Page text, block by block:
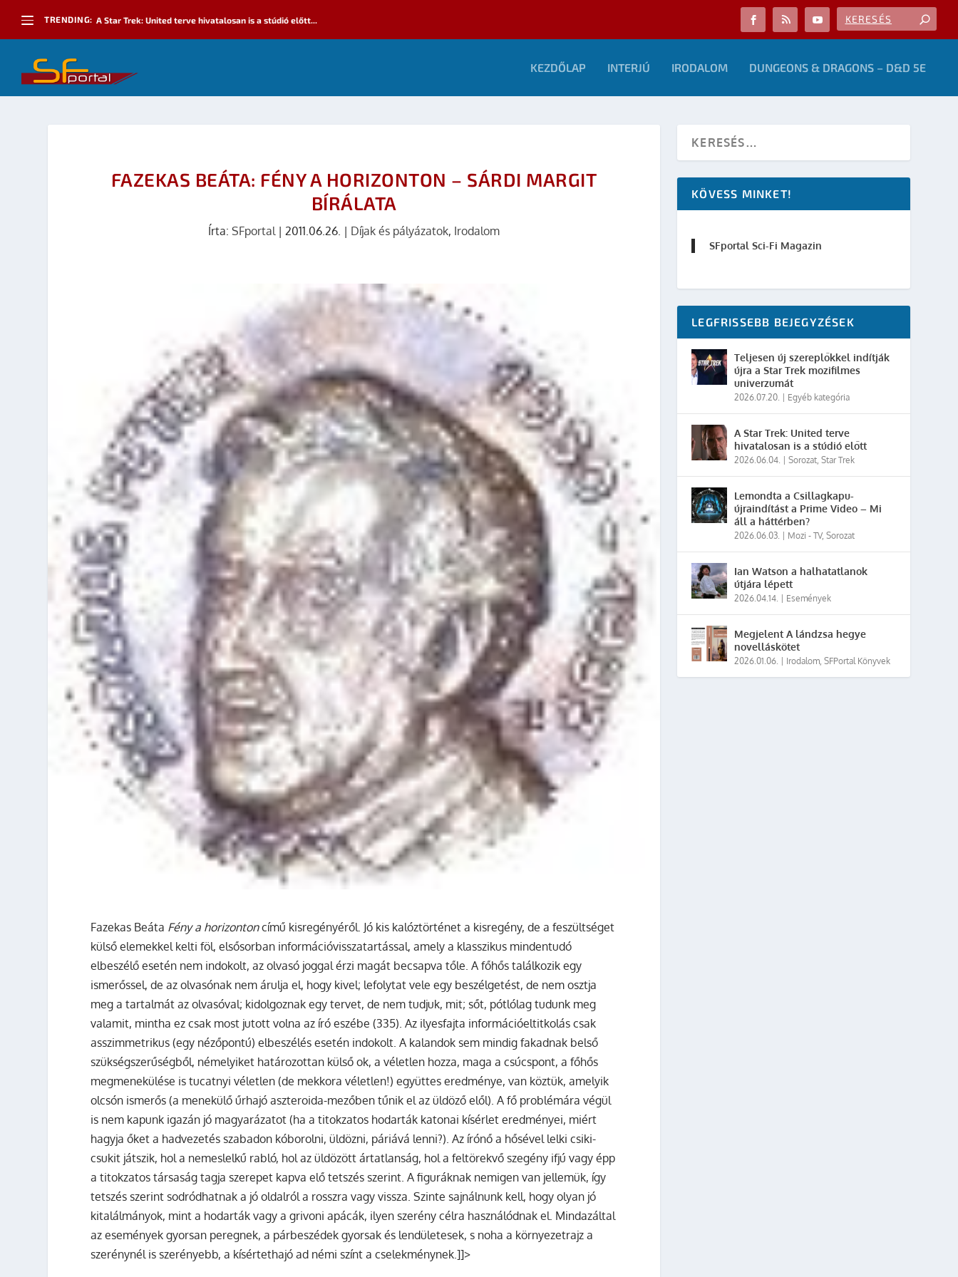
TRENDING: A Star Trek: United terve hivatalosan is a stúdió előtt...
KEZDŐLAP INTERJÚ IRODALOM DUNGEONS & DRAGONS – D&D 5E
FAZEKAS BEÁTA: FÉNY A HORIZONTON – SÁRDI MARGIT
BÍRÁLATA
Írta:SFportal|2011.06.26. | Díjak és pályázatok, Irodalom
Fazekas Beáta Fény a horizontoncímű kisregényéről. Jó kis kalóztörténet a kisregény, de a feszültséget
külső elemekkel kelti föl, elsősorban információvisszatartással, amely a klasszikus mindentudó
elbeszélő esetén nem indokolt, az olvasó joggal érzi magát becsapva tőle. A főhős találkozik egy
ismerőssel, de az olvasónak nem árulja el, hogy kivel; lefolytat vele egy beszélgetést, de nem osztja
meg a tartalmát az olvasóval; kidolgoznak egy tervet, de nem tudjuk, mit; sőt, pótlólag tudunk meg
valamit, mintha ez csak most jutott volna az író eszébe (335). Az ilyesfajta információeltitkolás csak
asszimmetrikus (egy nézőpontú) elbeszélés esetén indokolt. A kalandok sem mindig fakadnak belső
szükségszerűségből, némelyiket határozottan külső ok, a véletlen hozza, maga a csúcspont, a főhős
megmenekülése is tucatnyi véletlen (de mekkora véletlen!) együttes eredménye, van köztük, amelyik
olcsón ismerős (a menekülő űrhajó aszteroida-mezőben tűnik el az üldöző elől). A fő problémára végül
is nem kapunk igazán jó magyarázatot (ha a titokzatos hodarták katonai kísérlet eredményei, miért
hagyja őket a hadvezetés szabadon kóborolni, üldözni, páriává lenni?). Az írónő a hősével lelki csiki-
csukit játszik, hol a nemeslelkű rabló, hol az üldözött ártatlanság, hol a feltörekvő szegény ifjú vagy épp
a titokzatos társaság tagja szerepet kapva elő tetszés szerint. A figuráknak nemigen van jellemük, így
tetszés szerint sodródhatnak a jó oldalról a rosszra vagy vissza. Szinte sajnálnunk kell, hogy olyan jó
kitalálmányok, mint a hodarták vagy a grivoni apácák, ilyen szerény célra használódnak el. Mindazáltal
az események gyorsan peregnek, a párbeszédek gyorsak és lendületesek, s noha a környezetrajz a
szerénynél is szerényebb, a kísértethajó ad némi színt a cselekménynek.]]>
KÖVESS MINKET!
SFportal Sci-Fi Magazin
LEGFRISSEBB BEJEGYZÉSEK
Teljesen új szereplőkkel indítják
újra a Star Trek mozifilmes
univerzumát
2026.07.20. Egyéb kategória
A Star Trek: United terve
hivatalosan is a stúdió előtt
2026.06.04. |Sorozat,Star Trek
Lemondta a Csillagkapu-
újraindítást a Prime Video – Mi
áll a háttérben?
2026.06.03. Mozi - TV,Sorozat
Ian Watson a halhatatlanok
útjára lépett
2026.04.14. Események
Megjelent A lándzsa hegye
novelláskötet
2026.01.06. Irodalom,SFPortal Könyvek